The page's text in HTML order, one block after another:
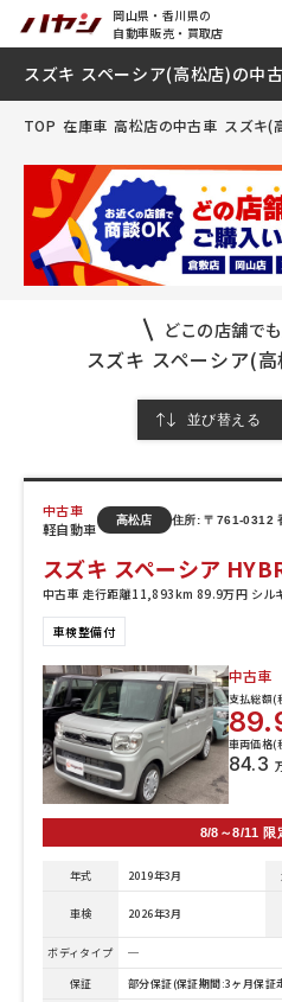
岡山県・香川県の
自動車販売・買取店
スズキ スペーシア(高松店)の中
TOP 在庫車 高松店の中古車 スズキ(
どこの店舗で
スズキ スペーシア(
中古車
軽自動車
高松店 住所: 〒761-0312
スズキ スペーシア
中古車 走行距離11,893km 89.9万円 シル
車検整備付
中古車
支払総額(
車両価格(
84.3
8/8～8/11 限
年式 2019年3月
車検 2026年3月
ボディタイプ
─
保証
部分保証(保証期間:3ヶ月保